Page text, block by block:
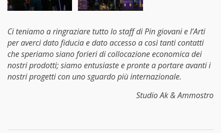
Ci teniamo a ringraziare tutto lo staff di Pin giovani e l’Arti
per averci dato fiducia e dato accesso a così tanti contatti
che speriamo siano forieri di collocazione economica dei
nostri prodotti; siamo entusiaste e pronte a portare avanti i
nostri progetti con uno sguardo più internazionale.
Studio Ak & Ammostro